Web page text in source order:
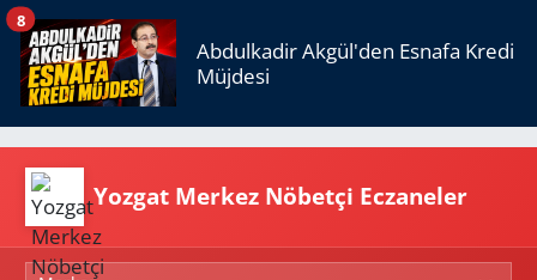
Abdulkadir Akgül'den Esnafa Kredi
Müjdesi
8
Yozgat Merkez Nöbetçi Eczaneler